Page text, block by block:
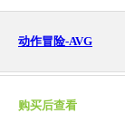
动作冒险-AVG
购买后查看